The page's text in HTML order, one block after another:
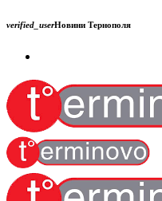
verified_userНовини Тернополя